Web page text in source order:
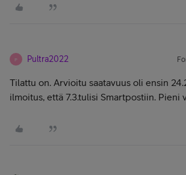
P Pultra2022
Tilattu on. Arvioitu saatavuus oli ensin
ilmoitus, että 7.3.tulisi Smartpostiin. Pieni